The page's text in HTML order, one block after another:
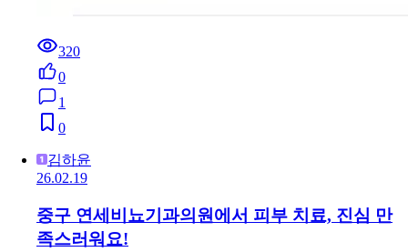
320
0
1
0
김하윤
26.02.19
중구 연세비뇨기과의원에서 피부 치료, 진심 만
족스러워요!